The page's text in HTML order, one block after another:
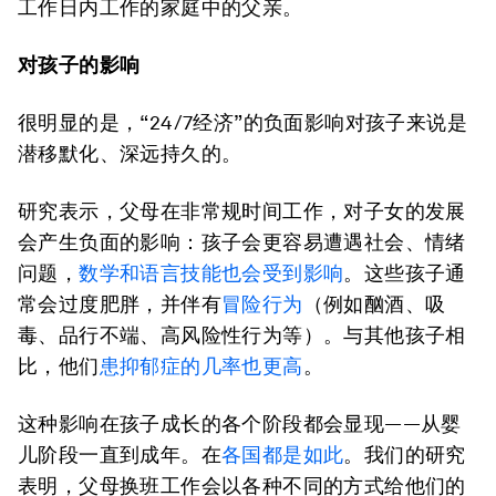
工作日内工作的家庭中的父亲。
对孩子的影响
很明显的是，“24/7经济”的负面影响对孩子来说是
潜移默化、深远持久的。
研究表示，父母在非常规时间工作，对子女的发展
会产生负面的影响：孩子会更容易遭遇社会、情绪
问题，数学和语言技能也会受到影响。这些孩子通
常会过度肥胖，并伴有冒险行为 （例如酗酒、吸
毒、品行不端、高风险性行为等）。与其他孩子相
比，他们患抑郁症的几率也更高。
这种影响在孩子成长的各个阶段都会显现——从婴
儿阶段一直到成年。在各国都是如此。我们的研究
表明，父母换班工作会以各种不同的方式给他们的